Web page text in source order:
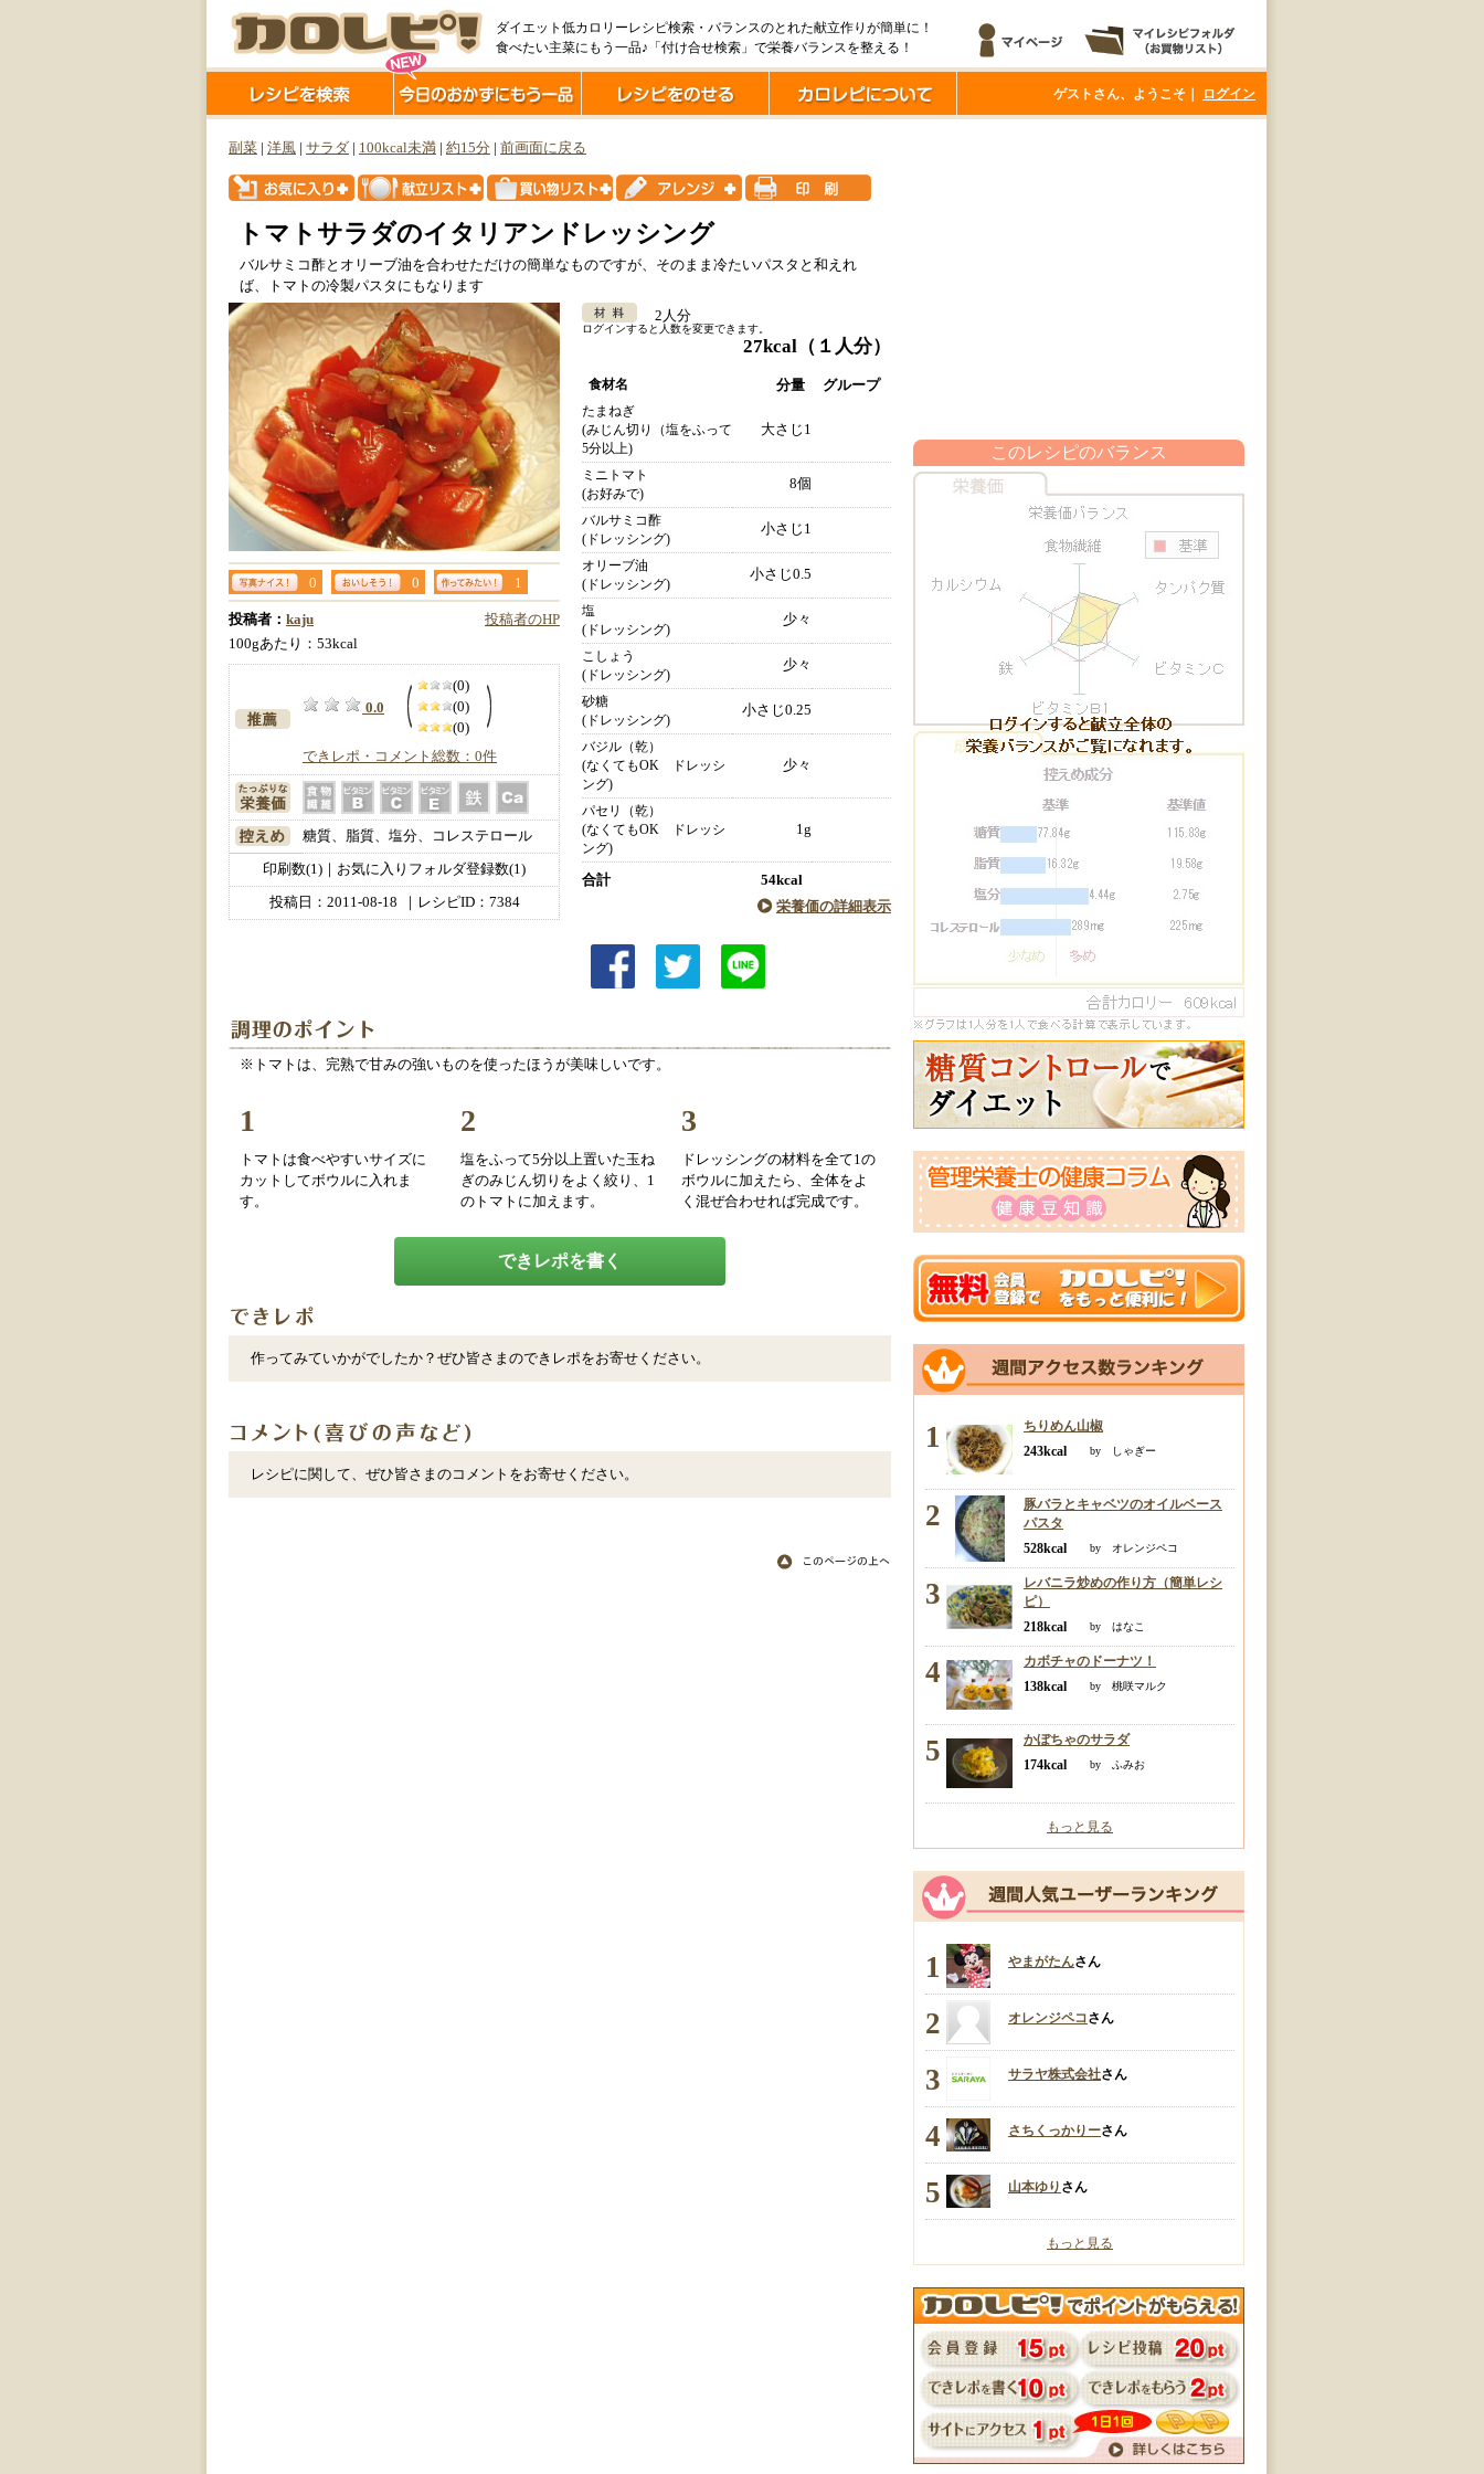
ダイエット低カロリーレシピ検索・バランスのとれた献立作りが簡単に！
食べたい主菜にもう一品♪「付け合せ検索」で栄養バランスを整える！
ゲストさん、ようこそ｜ ログイン
副菜 洋風 サラダ 100kcal未満 約15分 前画面に戻る
トマトサラダのイタリアンドレッシング
バルサミコ酢とオリーブ油を合わせただけの簡単なものですが、そのまま冷たいパスタと和えれ
ば、トマトの冷製パスタにもなります
0 0 1
投稿者のHP
投稿者： kaju
100gあたり：53kcal
0.0
(0)
(0)
(0)
できレポ・コメント総数：0件
糖質、脂質、塩分、コレステロール
印刷数(1)｜お気に入りフォルダ登録数(1)
投稿日： 2011-08-18 ｜レシピID：7384
2人分
ログインすると人数を変更できます。
27kcal （１人分）
食材名 分量 グループ
たまねぎ
(みじん切り（塩をふって
5分以上)
大さじ1
ミニトマト
(お好みで)
8個
バルサミコ酢
(ドレッシング)
小さじ1
オリーブ油
(ドレッシング)
小さじ0.5
塩
(ドレッシング)
少々
こしょう
(ドレッシング)
少々
砂糖
(ドレッシング)
小さじ0.25
バジル（乾）
(なくてもOK ドレッシ
ング)
少々
パセリ（乾）
(なくてもOK ドレッシ
ング)
1g
合計
54kcal
栄養価の詳細表示
※トマトは、完熟で甘みの強いものを使ったほうが美味しいです。
1
トマトは食べやすいサイズに
カットしてボウルに入れま
す。
2
塩をふって5分以上置いた玉ね
ぎのみじん切りをよく絞り、1
のトマトに加えます。
3
ドレッシングの材料を全て1の
ボウルに加えたら、全体をよ
く混ぜ合わせれば完成です。
できレポを書く
作ってみていかがでしたか？ぜひ皆さまのできレポをお寄せください。
レシピに関して、ぜひ皆さまのコメントをお寄せください。
このレシピのバランス
1
ちりめん山椒
243kcal
by しゃぎー
2
豚バラとキャベツのオイルベース
パスタ
528kcal
by オレンジペコ
3
レバニラ炒めの作り方（簡単レシ
ピ）
218kcal
by はなこ
4
カボチャのドーナツ！
138kcal
by 桃咲マルク
5
かぼちゃのサラダ
174kcal
by ふみお
もっと見る
1 やまがたんさん
2 オレンジペコさん
3 サラヤ株式会社さん
4 さちくっかりーさん
5 山本ゆり さん
もっと見る